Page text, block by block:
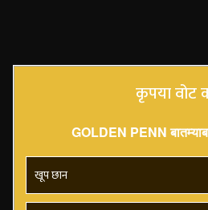
कृपया वोट
GOLDEN PENN
खूप छान